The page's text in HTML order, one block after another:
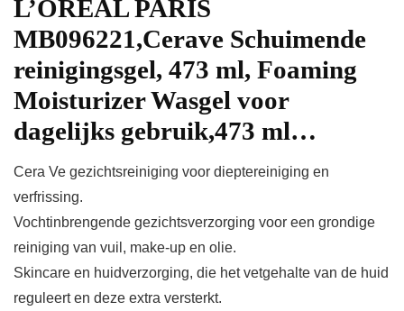
L’OREAL PARIS
MB096221,Cerave Schuimende
reinigingsgel, 473 ml, Foaming
Moisturizer Wasgel voor
dagelijks gebruik,473 ml…
Cera Ve gezichtsreiniging voor dieptereiniging en
verfrissing.
Vochtinbrengende gezichtsverzorging voor een grondige
reiniging van vuil, make-up en olie.
Skincare en huidverzorging, die het vetgehalte van de huid
reguleert en deze extra versterkt.